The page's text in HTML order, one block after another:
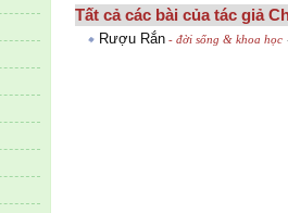
Tất cả các bài của tác giả
Rượu Rắn - đời sống & khoa học